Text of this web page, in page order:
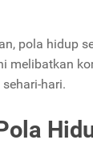
pola hidup
melibatkan
hari.